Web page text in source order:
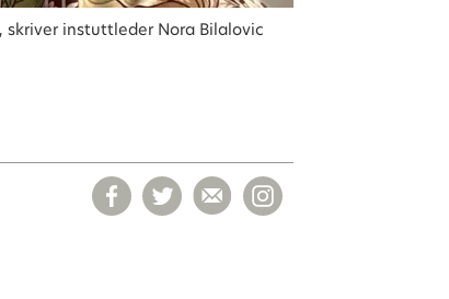
skriver instuttleder Nora Bilalovic